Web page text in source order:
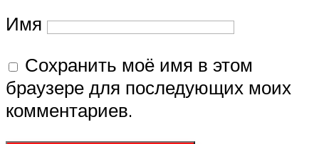
Имя
Сохранить моё имя в этом
браузере для последующих моих
комментариев.